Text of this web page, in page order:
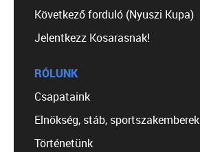
Következő forduló (Nyuszi Kupa)
Jelentkezz Kosarasnak!
RÓLUNK
Csapataink
Elnökség, stáb, sportszakemberek
Történetünk